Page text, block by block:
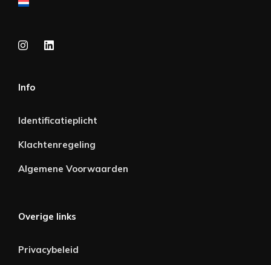
Info
Identificatieplicht
Klachtenregeling
Algemene Voorwaarden
Overige links
Privacybeleid